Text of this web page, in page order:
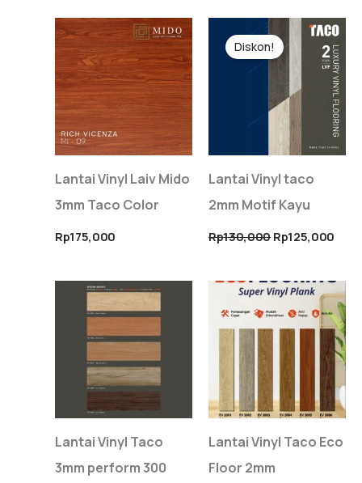
Lantai Vinyl Laiv Mido
3mm Taco Color
Rp175,000
Diskon!
Lantai Vinyl taco
2mm Motif Kayu
Rp130,000
aslinya
adalah:
Rp130,000.
Rp125,000
saat
ini
Lantai Vinyl Taco
3mm perform 300
Lantai Vinyl Taco Eco
Floor 2mm